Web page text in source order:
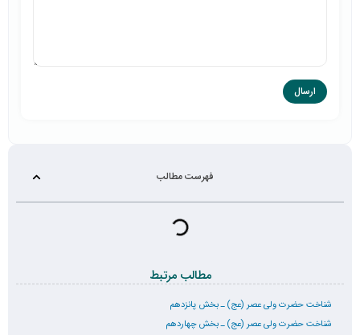
فهرست مطالب
مطالب مرتبط
شناخت حضرت ولی عصر (عج) ـ بخش پانزدهم
شناخت حضرت ولی عصر (عج) ـ بخش چهاردهم